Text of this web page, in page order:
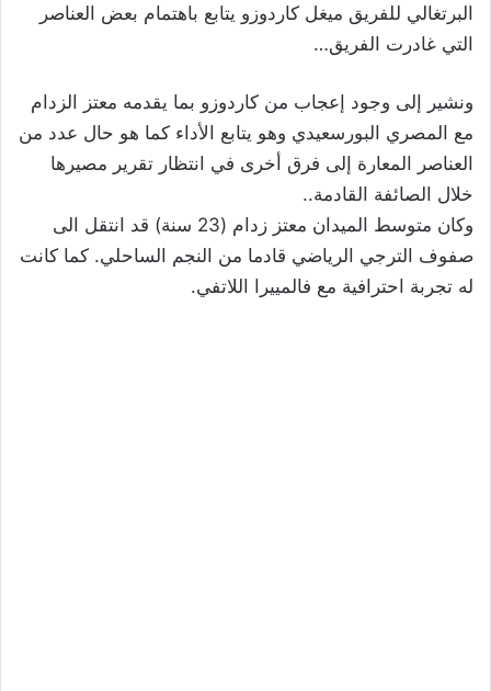
البرتغالي للفريق ميغل كاردوزو يتابع باهتمام بعض العناصر
التي غادرت الفريق…
ونشير إلى وجود إعجاب من كاردوزو بما يقدمه معتز الزدام
مع المصري البورسعيدي وهو يتابع الأداء كما هو حال عدد من
العناصر المعارة إلى فرق أخرى في انتظار تقرير مصيرها
خلال الصائفة القادمة..
وكان متوسط الميدان معتز زدام (23 سنة) قد انتقل الى
صفوف الترجي الرياضي قادما من النجم الساحلي. كما كانت
له تجربة احترافية مع فالمييرا اللاتفي.